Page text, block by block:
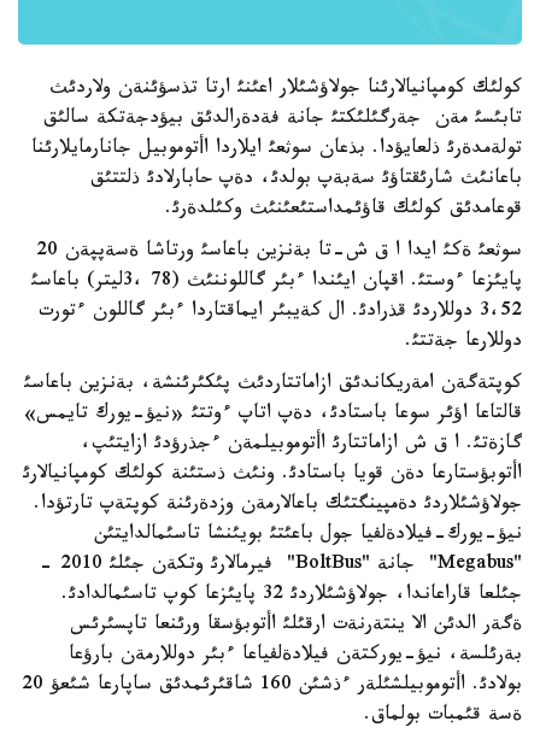
كولئك كومپانيالارئنا جولاؤشئلار اعئنئ ارتا تذسؤئنةن ولاردئث
تابئسئ مةن جةرگئلئكتئ جانة فةدةرالدئق بيؤدجةتكة سالئق
تولةمدةرئ ذلعايؤدا. بذعان سوثعئ ايلاردا اأتوموبيل جانارمايلارئنا
باعانئث شارئقتاؤئ سةبةپ بولدئ، دةپ حابارلادئ ذلتتئق
قوعامدئق كولئك قاؤئمداستئعئنئث وكئلدةرئ.
سوثعئ ةكئ ايدا ا ق ش-تا بةنزين باعاسئ ورتاشا ةسةپپةن 20
پايئزعا ءوستئ. اقپان ايئندا ءبئر گاللوننئث (78 ،3ليتر) باعاسئ
3،52 دوللاردئ قذرادئ. ال كةيبئر ايماقتاردا ءبئر گاللون ءتورت
دوللارعا جةتتئ.
كوپتةگةن امةريكاندئق ازاماتتاردئث پئكئرئنشة، بةنزين باعاسئ
قالتاعا اؤئر سوعا باستادئ، دةپ اتاپ ءوتتئ «نيؤ-يورك تايمس»
گازةتئ. ا ق ش ازاماتتارئ اأتوموبيلمةن ءجذرؤدئ ازايتئپ،
اأتوبؤستارعا دةن قويا باستادئ. ونئث ذستئنة كولئك كومپانيالارئ
جولاؤشئلاردئ دةمپينگتئك باعالارمةن وزدةرئنة كوپتةپ تارتؤدا.
نيؤ-يورك-فيلادةلفيا جول باعئتئ بويئنشا تاسئمالدايتئن
"Megabus" جانة "BoltBus" فيرمالارئ وتكةن جئلئ 2010 -
جئلعا قاراعاندا، جولاؤشئلاردئ 32 پايئزعا كوپ تاسئمالدادئ.
ةگةر الدئن الا ينتةرنةت ارقئلئ اأتوبؤسقا ورئنعا تاپسئرئس
بةرئلسة، نيؤ-يوركتةن فيلادةلفياعا ءبئر دوللارمةن بارؤعا
بولادئ. اأتوموبيلشئلةر ءذشئن 160 شاقئرئمدئق ساپارعا شئعؤ 20
ةسة قئمبات بولماق.